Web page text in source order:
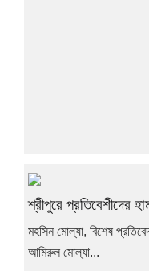
শ্রীপুরে প্রতিবেশীদের
মহসিন মোল্যা, বিশেষ
আমিরুল মোল্যা...